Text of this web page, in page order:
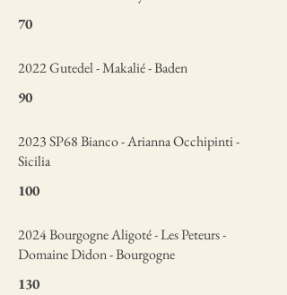
70
2022 Gutedel - Makalié - Baden
90
2023 SP68 Bianco - Arianna Occhipinti -
Sicilia
100
2024 Bourgogne Aligoté - Les Peteurs -
Domaine Didon - Bourgogne
130